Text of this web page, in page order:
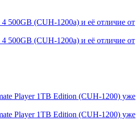
500GB (CUH-1200a) и её отличие от
500GB (CUH-1200a) и её отличие от
Player 1TB Edition (CUH-1200) уже
Player 1TB Edition (CUH-1200) уже